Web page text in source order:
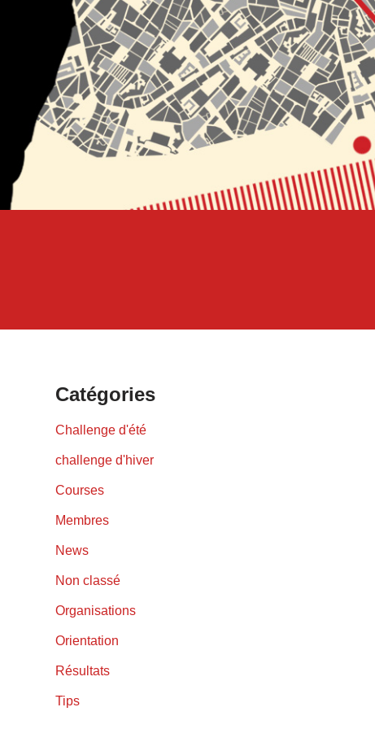
Catégories
Challenge d'été
challenge d'hiver
Courses
Membres
News
Non classé
Organisations
Orientation
Résultats
Tips